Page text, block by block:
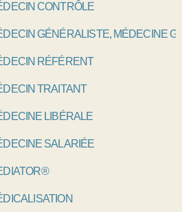
CONTRÔLE
GÉNÉRALISTE, MÉDECINE
RÉFÉRENT
TRAITANT
LIBÉRALE
SALARIÉE